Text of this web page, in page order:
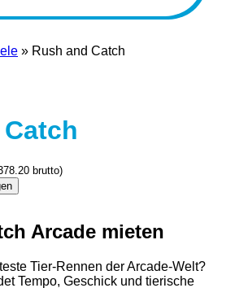
» Rush and Catch
brutto)
Arcade mieten
Tier-Rennen der Arcade-Welt?
Tempo, Geschick und tierische